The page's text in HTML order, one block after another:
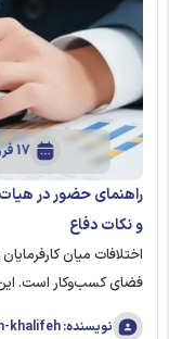
17 فروردین 1405
راهنمای حضور در
و نکات دفاع
اختلافات میان
فضای کسب‌وکار است. این
نویسنده: admin-khalifeh